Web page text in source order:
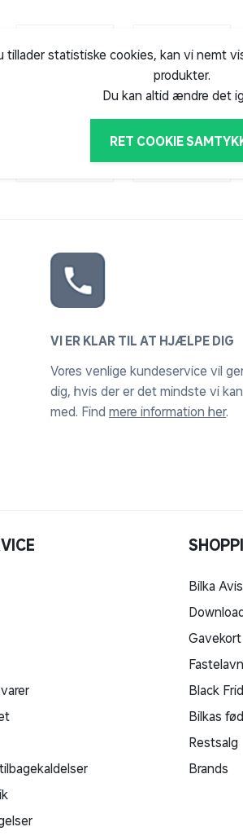
tillader statistiske cookies, kan vi nemt
produkter.
Du kan altid ændre det
RET COOKIE
VI ER KLAR TIL AT HJÆLPE DIG
Vores venlige kundeservice vil
dig, hvis der er det mindste vi
med. Find mere information her.
Bilka
Gavekort
Fastelavn
Black
Bilkas
Restsalg
Brands